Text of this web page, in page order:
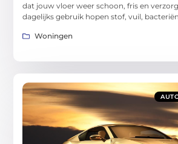
dat jouw vloer weer schoon, fris en
dagelijks gebruik hopen stof, vuil,
Woningen